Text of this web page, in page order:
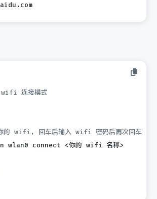
连接模式
的 wifi, 回车后输入 wifi 密码后再次回车
wlan0 connect <你的 wifi 名称>